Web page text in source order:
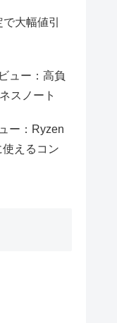
大幅値引
ュー：高負
スノート
ー：Ryzen
えるコン